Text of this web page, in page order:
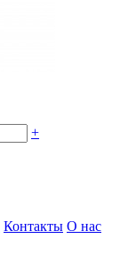
+
Контакты О нас